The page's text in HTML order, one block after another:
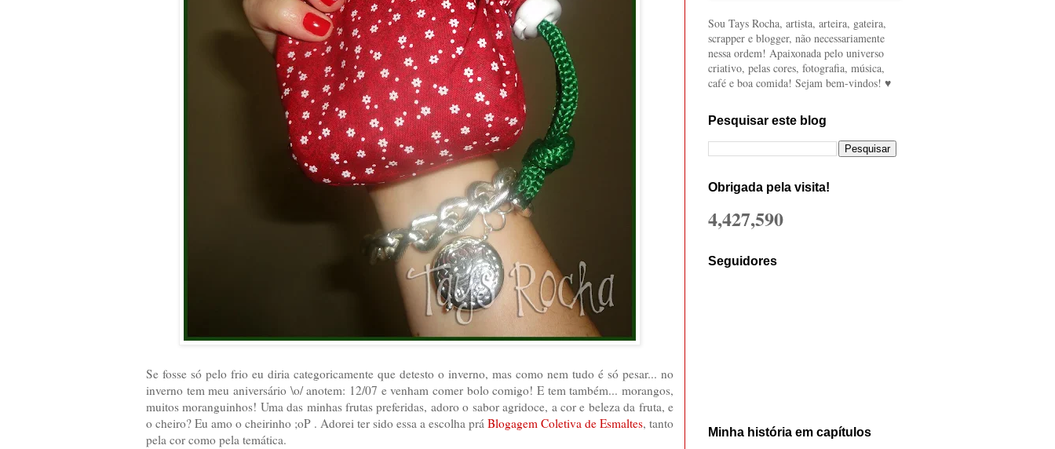
Se fosse só pelo frio eu diria categoricamente que detesto o inverno, mas como nem tudo é só pesar... no
inverno tem meu aniversário \o/ anotem: 12/07 e venham comer bolo comigo! E tem também... morangos,
muitos moranguinhos! Uma das minhas frutas preferidas, adoro o sabor agridoce, a cor e beleza da fruta, e
o cheiro? Eu amo o cheirinho ;oP . Adorei ter sido essa a escolha prá Blogagem Coletiva de Esmaltes, tanto
pela cor como pela temática.
Sou Tays Rocha, artista, arteira, gateira,
scrapper e blogger, não necessariamente
nessa ordem! Apaixonada pelo universo
criativo, pelas cores, fotografia, música,
café e boa comida! Sejam bem-vindos! ♥
Pesquisar este blog
Obrigada pela visita!
4,427,590
Seguidores
Minha história em capítulos